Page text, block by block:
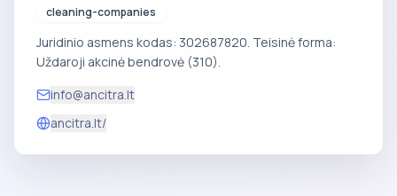
cleaning-companies
Juridinio asmens kodas: 302687820. Teisinė forma:
Uždaroji akcinė bendrovė (310).
info@ancitra.lt
ancitra.lt/